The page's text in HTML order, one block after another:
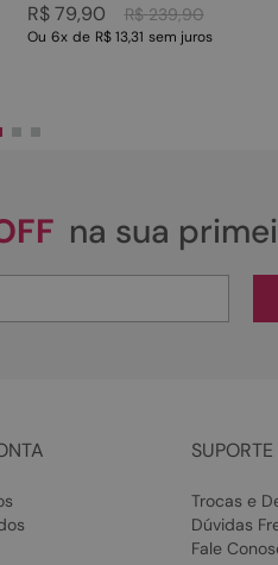
R$ 239,90
R$ 79,90
Ou 6x de R$ 13,31 sem juros
na sua
Trocas e
Dúvidas
Fale